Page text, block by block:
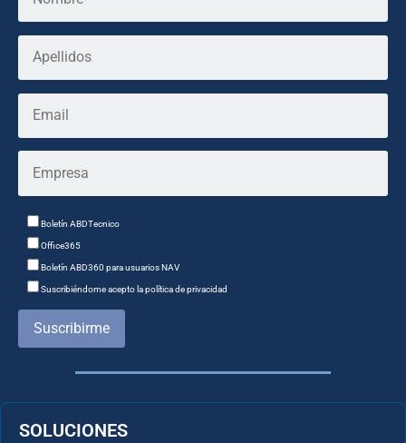
Boletín ABDTecnico
Office365
Boletín ABD360 para usuarios NAV
Suscribiéndome acepto la política de privacidad
Suscribirme
SOLUCIONES